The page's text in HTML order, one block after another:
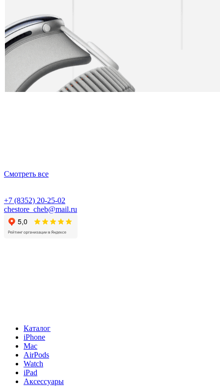
Смотреть все
+7 (8352) 20-25-02
chestore_cheb@mail.ru
Каталог
iPhone
Mac
AirPods
Watch
iPad
Аксессуары